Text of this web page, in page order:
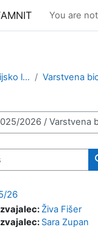
You are
Študijsko leto 2025/2026
26
Živa Fišer
Sara Zupan